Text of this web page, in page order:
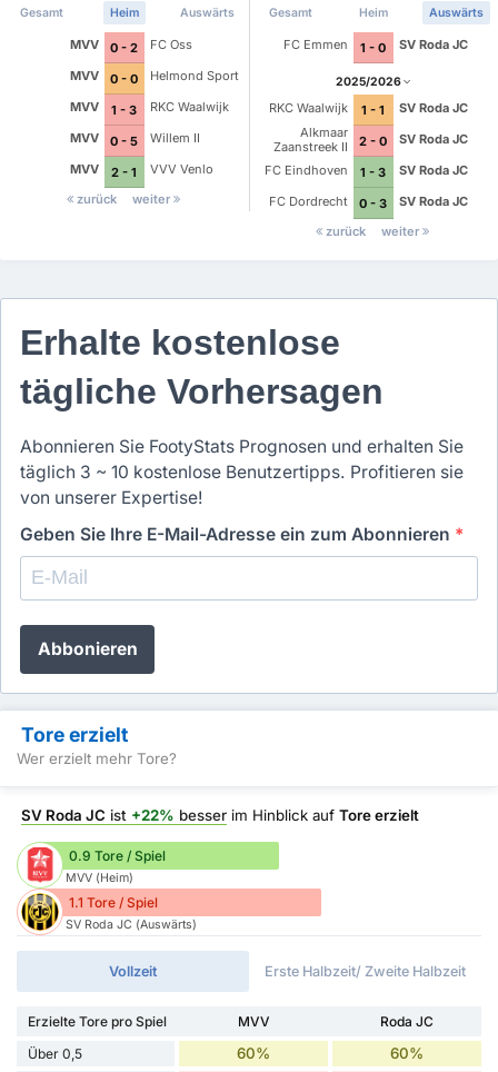
Gesamt Heim Auswärts
MVV 0 - 2
FC Oss
MVV
0 - 0
Helmond Sport
MVV
1 - 3
RKC Waalwijk
MVV
0 - 5
Willem II
MVV
2 - 1
VVV Venlo
zurück
weiter
Gesamt Heim Auswärts
FC Emmen 1 - 0 SV Roda JC
2025/2026
RKC Waalwijk 1 - 1
SV Roda JC
Alkmaar
Zaanstreek II
2 - 0
SV Roda JC
FC Eindhoven
1 - 3
SV Roda JC
FC Dordrecht
0 - 3
SV Roda JC
zurück
weiter
Erhalte kostenlose
tägliche Vorhersagen
Abonnieren Sie FootyStats Prognosen und erhalten Sie
täglich 3 ~ 10 kostenlose Benutzertipps. Profitieren sie
von unserer Expertise!
Geben Sie Ihre E-Mail-Adresse ein zum Abonnieren *
Abbonieren
Tore erzielt
Wer erzielt mehr Tore?
SV Roda JC ist +22% besser im Hinblick auf Tore erzielt
0.9 Tore / Spiel
MVV (Heim)
1.1 Tore / Spiel
SV Roda JC (Auswärts)
Vollzeit Erste Halbzeit/ Zweite Halbzeit
Erzielte Tore pro Spiel MVV
Roda JC
Über 0,5
60% 60%